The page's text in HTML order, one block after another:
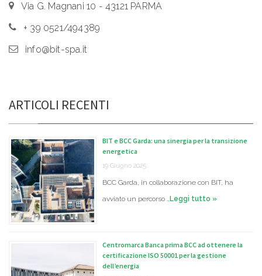
Via G. Magnani 10 - 43121 PARMA
+ 39 0521/494389
info@bit-spa.it
ARTICOLI RECENTI
BIT e BCC Garda: una sinergia per la transizione
energetica
19 Giugno 2025
BCC Garda, in collaborazione con BIT, ha
avviato un percorso …Leggi tutto »
Centromarca Banca prima BCC ad ottenere la
certificazione ISO 50001 per la gestione
dell’energia